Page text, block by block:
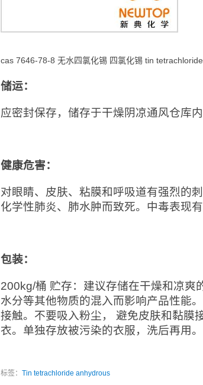
cas 7646-78-8 无水四氯化锡 四氯化锡 tin
储运：
应密封保存，储存于干燥阴凉通风仓库内
健康危害：
对眼睛、皮肤、粘膜和呼吸道有强烈的
化学性肺炎、肺水肿而致死。中毒表现
包装：
200kg/桶 贮存：建议存储在干燥和凉爽
水分等其他物质的混入而影响产品性能
接触。不要吸入粉尘， 避免皮肤和黏膜
衣。单独存放被污染的衣服，洗后再用
标签： Tin tetrachloride anhydrous